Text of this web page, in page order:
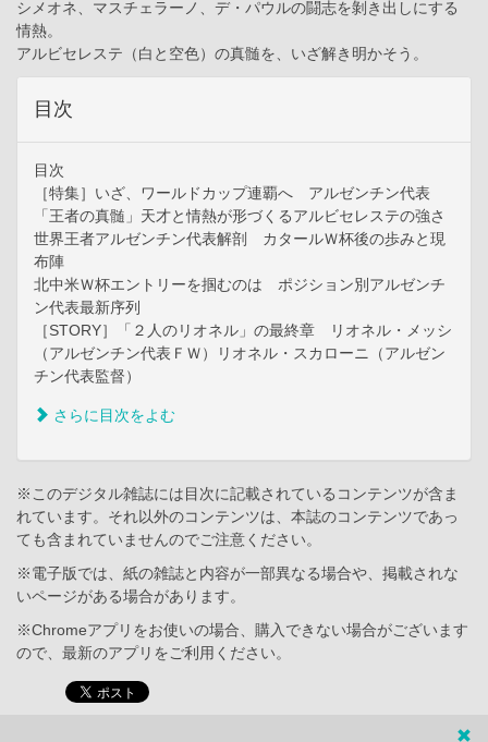
シメオネ、マスチェラーノ、デ・パウルの闘志を剝き出しにする
情熱。
アルビセレステ（白と空色）の真髄を、いざ解き明かそう。
目次
目次
［特集］いざ、ワールドカップ連覇へ アルゼンチン代表
「王者の真髄」天才と情熱が形づくるアルビセレステの強さ
世界王者アルゼンチン代表解剖 カタールＷ杯後の歩みと現
布陣
北中米Ｗ杯エントリーを掴むのは ポジション別アルゼンチ
ン代表最新序列
［STORY］「２人のリオネル」の最終章 リオネル・メッシ
（アルゼンチン代表ＦＷ）リオネル・スカローニ（アルゼン
チン代表監督）
さらに目次をよむ
※このデジタル雑誌には目次に記載されているコンテンツが含ま
れています。それ以外のコンテンツは、本誌のコンテンツであっ
ても含まれていませんのでご注意ください。
※電子版では、紙の雑誌と内容が一部異なる場合や、掲載されな
いページがある場合があります。
※Chromeアプリをお使いの場合、購入できない場合がございます
ので、最新のアプリをご利用ください。